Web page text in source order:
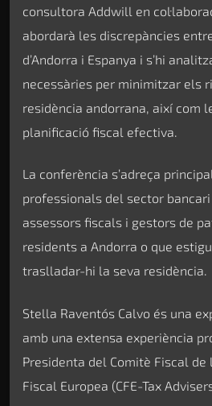
consultora Addwill en
abordarà les discrepàncies
d’Andorra i Espanya i s’hi
necessàries per minimitzar els
residència andorrana, així com
planificació fiscal efectiva.
La conferència s’adreça
professionals del sector bancari
assessors fiscals i gestors de
residents a Andorra o que
traslladar-hi la seva residència.
Stella Raventós Calvo és una
amb una extensa experiència
Presidenta del Comitè Fiscal de
Fiscal Europea (CFE-Tax